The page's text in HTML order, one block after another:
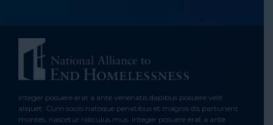
Integer posuere erat a ante venenatis dapibus posuere velit
aliquet. Cum sociis natoque penatibus et magnis dis parturient
montes, nascetur ridiculus mus. Integer posuere erat a ante